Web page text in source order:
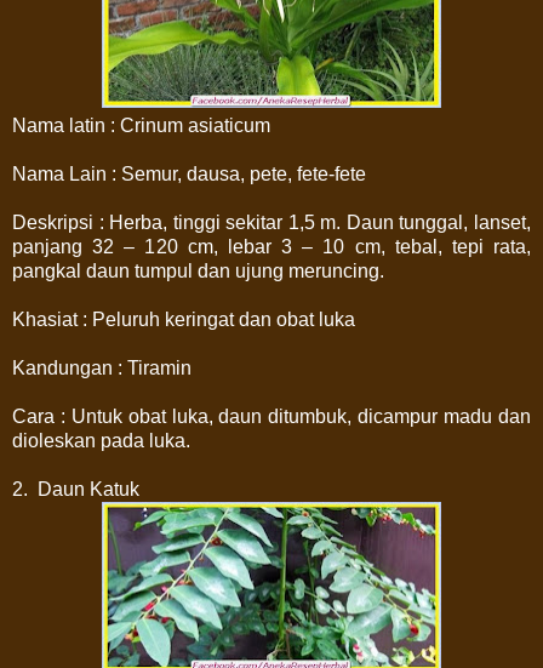
Nama latin : Crinum asiaticum
Nama Lain : Semur, dausa, pete, fete-fete
Deskripsi : Herba, tinggi sekitar 1,5 m. Daun tunggal, lanset,
panjang 32 – 120 cm, lebar 3 – 10 cm, tebal, tepi rata,
pangkal daun tumpul dan ujung meruncing.
Khasiat : Peluruh keringat dan obat luka
Kandungan : Tiramin
Cara : Untuk obat luka, daun ditumbuk, dicampur madu dan
dioleskan pada luka.
2. Daun Katuk